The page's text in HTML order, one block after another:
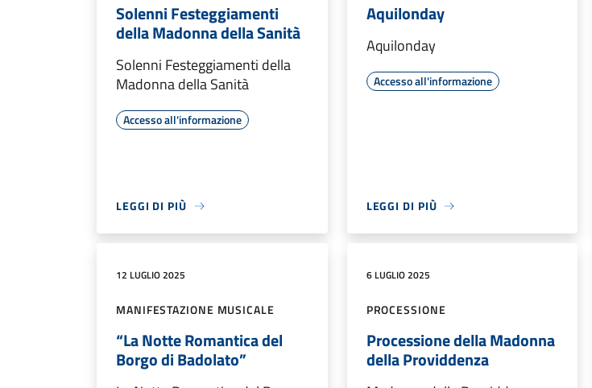
Solenni Festeggiamenti
della Madonna della Sanità
Solenni Festeggiamenti della
Madonna della Sanità
Accesso all'informazione
LEGGI DI PIÙ
Aquilonday
Aquilonday
Accesso all'informazione
LEGGI DI PIÙ
12 LUGLIO 2025
MANIFESTAZIONE MUSICALE
“La Notte Romantica del
Borgo di Badolato”
6 LUGLIO 2025
PROCESSIONE
Processione della Madonna
della Providdenza